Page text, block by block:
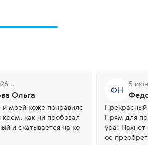
г.
Ольга
моей коже понравилс
крем, как ни пробовал
и скатывается на ко
ФН
5
Прям для
ура! Пахнет
ое